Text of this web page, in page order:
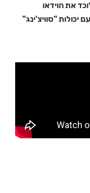
את הוידאו
"סוויצ'ינג"